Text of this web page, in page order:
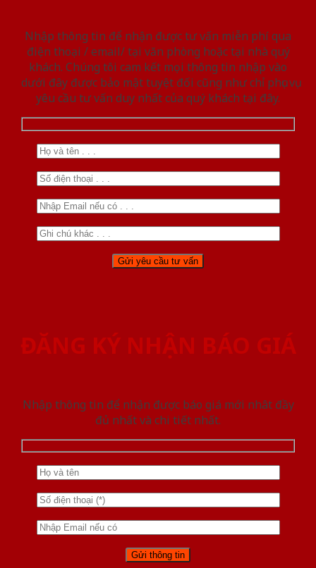
Nhập thông tin để nhận được tư vấn miễn phí qua
điện thoại / email/ tại văn phòng hoặc tại nhà quý
khách. Chúng tôi cam kết mọi thông tin nhập vào
dưới đây được bảo mật tuyệt đối cũng như chỉ phục vụ
yêu cầu tư vấn duy nhất của quý khách tại đây.
ĐĂNG KÝ NHẬN BÁO GIÁ
Nhập thông tin để nhận được báo giá mới nhât đầy
đủ nhất và chi tiết nhất.